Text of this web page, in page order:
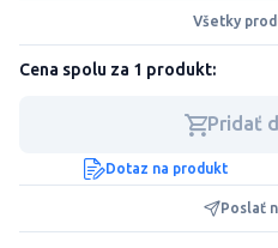
Všetky
Cena spolu za 1 produkt:
Pridať
Dotaz na produkt
Poslať